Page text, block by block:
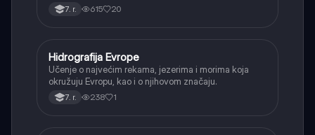
određuju.
7. r. 615 20
Geografija
Hidrografija Evrope
Učenje o najvećim rekama, jezerima i morima koja
okružuju Evropu, kao i o njihovom značaju.
7. r. 238 1